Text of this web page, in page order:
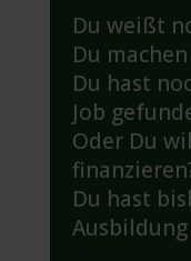
Du weißt
Du
Du hast
Job
Oder Du
Du hast
Ausbildung